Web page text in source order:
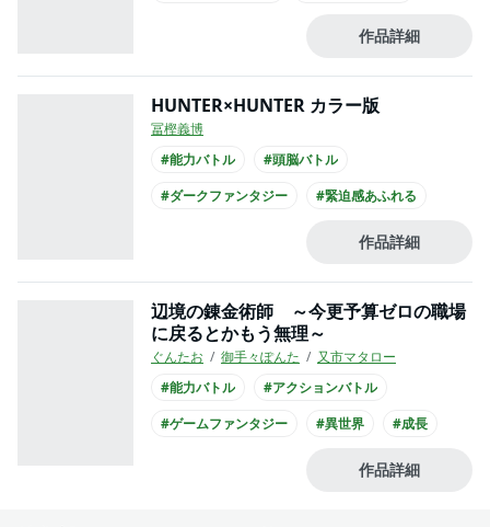
#バイオレンス
#バトル
作品詳細
HUNTER×HUNTER カラー版
冨樫義博
#能力バトル
#頭脳バトル
#ダークファンタジー
#緊迫感あふれる
#バイオレンス
作品詳細
辺境の錬金術師 ～今更予算ゼロの職場
に戻るとかもう無理～
ぐんたお 御手々ぽんた
又市マタロー
#能力バトル
#アクションバトル
#ゲームファンタジー
#異世界
#成長
作品詳細